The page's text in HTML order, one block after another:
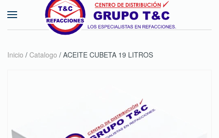
Skip to main content
Inicio / Catalogo / ACEITE CUBETA 19 LITROS